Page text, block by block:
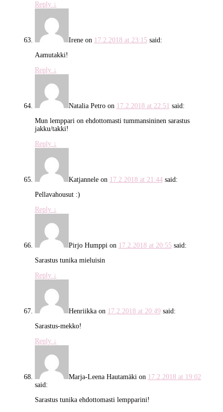
Reply ↓
Ireneon 17.2.2018 at 23:15 said:
Aamutakki!
Reply ↓
Natalia Petroon 17.2.2018 at 22:51 said:
Mun lemppari on ehdottomasti tummansininen sarastus
jakku/takki!
Reply ↓
Katjanneleon 17.2.2018 at 21:44 said:
Pellavahousut :)
Reply ↓
Pirjo Humppion 17.2.2018 at 20:55 said:
Sarastus tunika mieluisin
Reply ↓
Henriikkaon 17.2.2018 at 20:49 said:
Sarastus-mekko!
Reply ↓
Marja-Leena Hautamäkion 17.2.2018 at 19:02
said:
Sarastus tunika ehdottomasti lempparini!